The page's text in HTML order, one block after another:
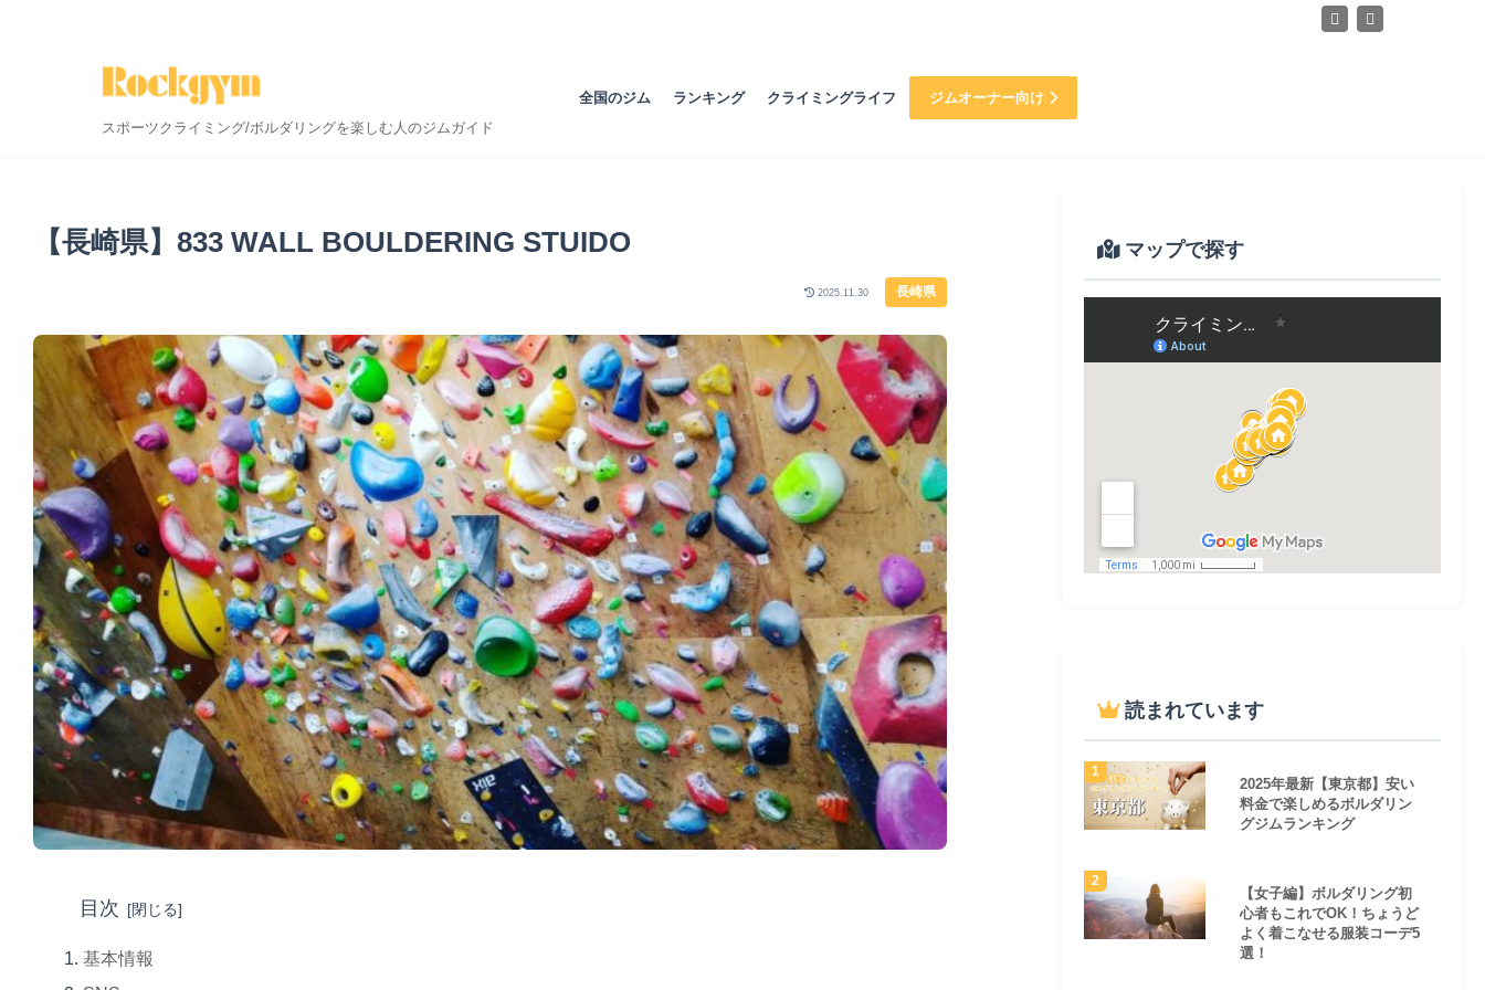
スポーツクライミング/ボルダリングを楽しむ人のジムガイド
全国のジム ランキング クライミングライフ ジムオーナー向け
【長崎県】833 WALL BOULDERING STUIDO
2025.11.30 長崎県
目次
基本情報
マップで探す
読まれています
2025年最新【東京都】安い
料金で楽しめるボルダリン
グジムランキング
【女子編】ボルダリング初
心者もこれでOK！ちょうど
よく着こなせる服装コーデ5
選！